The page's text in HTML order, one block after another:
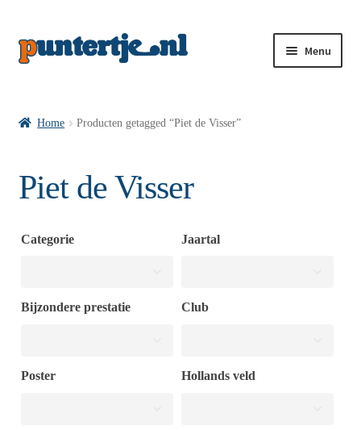
Menu
Home Producten getagged “Piet de Visser”
Piet de Visser
Categorie Jaartal
Bijzondere prestatie Club
Poster Hollands veld